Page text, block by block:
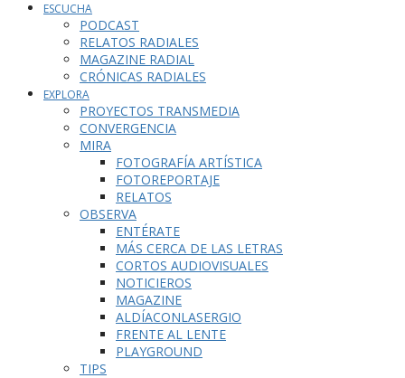
ESCUCHA
PODCAST
RELATOS RADIALES
MAGAZINE RADIAL
CRÓNICAS RADIALES
EXPLORA
PROYECTOS TRANSMEDIA
CONVERGENCIA
MIRA
FOTOGRAFÍA ARTÍSTICA
FOTOREPORTAJE
RELATOS
OBSERVA
ENTÉRATE
MÁS CERCA DE LAS LETRAS
CORTOS AUDIOVISUALES
NOTICIEROS
MAGAZINE
ALDÍACONLASERGIO
FRENTE AL LENTE
PLAYGROUND
TIPS